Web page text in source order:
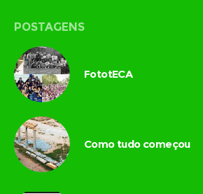
POSTAGENS
FototECA
Como tudo começou